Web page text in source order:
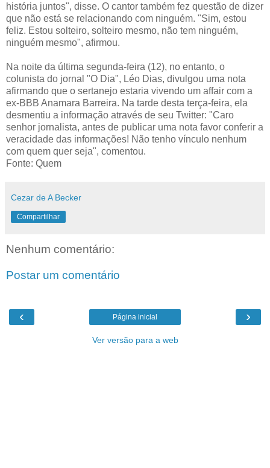
história juntos", disse. O cantor também fez questão de dizer
que não está se relacionando com ninguém. "Sim, estou
feliz. Estou solteiro, solteiro mesmo, não tem ninguém,
ninguém mesmo", afirmou.
Na noite da última segunda-feira (12), no entanto, o
colunista do jornal "O Dia", Léo Dias, divulgou uma nota
afirmando que o sertanejo estaria vivendo um affair com a
ex-BBB Anamara Barreira. Na tarde desta terça-feira, ela
desmentiu a informação através de seu Twitter: "Caro
senhor jornalista, antes de publicar uma nota favor conferir a
veracidade das informações! Não tenho vínculo nenhum
com quem quer seja", comentou.
Fonte: Quem
Cezar de A Becker
Compartilhar
Nenhum comentário:
Postar um comentário
‹ ›
Página inicial
Ver versão para a web